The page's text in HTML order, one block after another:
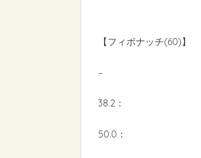
【フィボナッチ(60)】
–
38.2：
50.0：